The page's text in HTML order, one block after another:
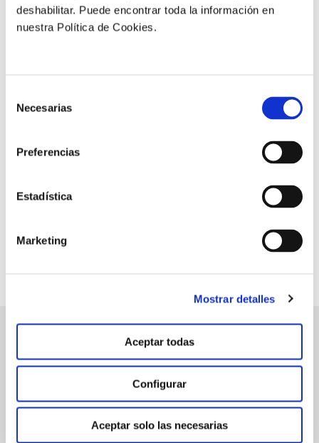
deshabilitar. Puede encontrar toda la información en
nuestra Política de Cookies.
Necesarias
Preferencias
Estadística
Marketing
Mostrar detalles
Aceptar todas
Configurar
Aceptar solo las necesarias
eficacia en hojas contra
phytophthora spp.
manvert
croptology
Recibe invitaciones exclusivas a jornadas de formación y
webinars, asesoramiento técnico y nuestra newsletter.